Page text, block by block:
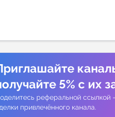
5% с их
реферальной ссылкой
привлечённого канала.